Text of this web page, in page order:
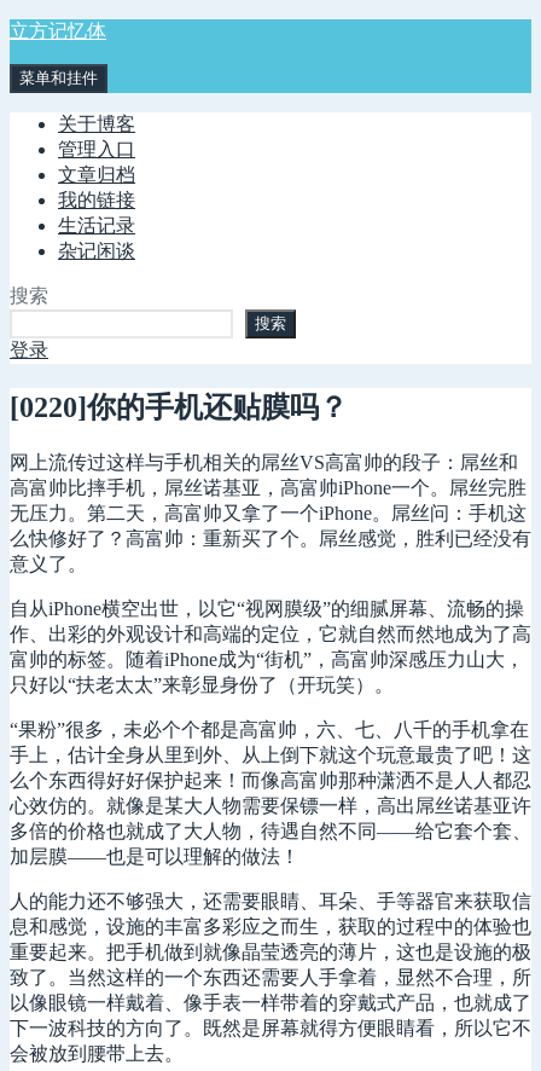
跳
内
立方记忆体
菜单和挂件
关于博客
管理入口
文章归档
我的链接
生活记录
杂记闲谈
搜索
搜索
登录
[0220]你的手机还贴膜吗？
网上流传过这样与手机相关的屌丝VS高富帅的段子：屌丝和
高富帅比摔手机，屌丝诺基亚，高富帅iPhone一个。屌丝完胜
无压力。第二天，高富帅又拿了一个iPhone。屌丝问：手机这
么快修好了？高富帅：重新买了个。屌丝感觉，胜利已经没有
意义了。
自从iPhone横空出世，以它“视网膜级”的细腻屏幕、流畅的操
作、出彩的外观设计和高端的定位，它就自然而然地成为了高
富帅的标签。随着iPhone成为“街机”，高富帅深感压力山大，
只好以“扶老太太”来彰显身份了（开玩笑）。
“果粉”很多，未必个个都是高富帅，六、七、八千的手机拿在
手上，估计全身从里到外、从上倒下就这个玩意最贵了吧！这
么个东西得好好保护起来！而像高富帅那种潇洒不是人人都忍
心效仿的。就像是某大人物需要保镖一样，高出屌丝诺基亚许
多倍的价格也就成了大人物，待遇自然不同——给它套个套、
加层膜——也是可以理解的做法！
人的能力还不够强大，还需要眼睛、耳朵、手等器官来获取信
息和感觉，设施的丰富多彩应之而生，获取的过程中的体验也
重要起来。把手机做到就像晶莹透亮的薄片，这也是设施的极
致了。当然这样的一个东西还需要人手拿着，显然不合理，所
以像眼镜一样戴着、像手表一样带着的穿戴式产品，也就成了
下一波科技的方向了。既然是屏幕就得方便眼睛看，所以它不
会被放到腰带上去。